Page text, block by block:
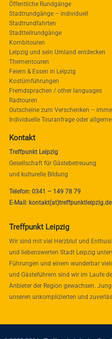
Öffentliche Rundgänge
Stadtrundgänge – individuell
Stadtrundfahrten
Stadtteilrundgänge
Kombitouren
Leipzig und sein Umland entdecken
Thementouren
Feiern & Essen in Leipzig
Kostümführungen
Fremdsprachen / other languages
Radtouren
Gutscheine zum Verschenken –
Individuelle Touranfrage oder
Kontakt
Treffpunkt Leipzig
Gesellschaft für Gästebetreuung
und kulturelle Bildung
Telefon: 0341 – 149 78 79
E-Mail: kontakt(at)treffpunktleipzig.de
Treffpunkt Leipzig
Wir sind mit viel Herzblut und
und liebenswerten Stadt Leipzig
Führungen und einem wunderbar
und Gästeführern sind wir im Laufe
Anbieter der Region gewachsen.
unseren unkomplizierten und